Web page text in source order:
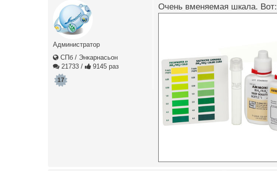
Администратор
СПб / Энкарнасьон
21733 / 9145 раз
17
Очень вменяемая шкала. Вот: